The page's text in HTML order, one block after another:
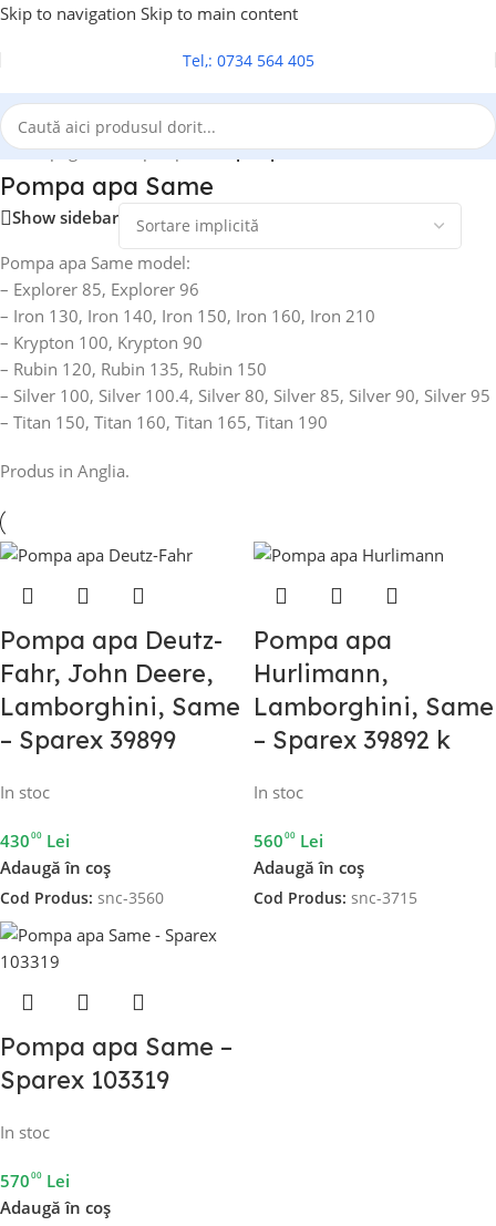
Skip to navigation Skip to main content
Tel,: 0734 564 405
Prima pagină/Pompa apa/Pompa apa Same
Pompa apa Same
Show sidebar
Pompa apa Same model:
– Explorer 85, Explorer 96
– Iron 130, Iron 140, Iron 150, Iron 160, Iron 210
– Krypton 100, Krypton 90
– Rubin 120, Rubin 135, Rubin 150
– Silver 100, Silver 100.4, Silver 80, Silver 85, Silver 90, Silver 95
– Titan 150, Titan 160, Titan 165, Titan 190
Produs in Anglia.
Pompa apa Deutz-
Fahr, John Deere,
Lamborghini, Same
– Sparex 39899
In stoc
43000 Lei
Adaugă în coș
Cod Produs: snc-3560
Pompa apa
Hurlimann,
Lamborghini, Same
– Sparex 39892 k
In stoc
56000 Lei
Adaugă în coș
Cod Produs: snc-3715
Pompa apa Same –
Sparex 103319
In stoc
57000 Lei
Adaugă în coș